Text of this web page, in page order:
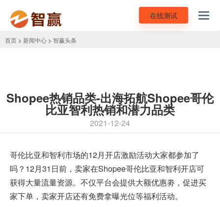
在线测试
首页 > 新闻中心 > 智赢头条
Shopee热销品类-出海拓航Shopee哥伦
比亚智利热销和潜力品类
2021-12-24
哥伦比亚和智利市场的12月开店激励活动大家都参加了
吗？12月31日前，卖家在Shopee哥伦比亚和智利开店可
获得大量流量资源。不仅平台会提供大额优惠劵，促进买
家下单，卖家开店还有免费拿曝光位等福利活动。